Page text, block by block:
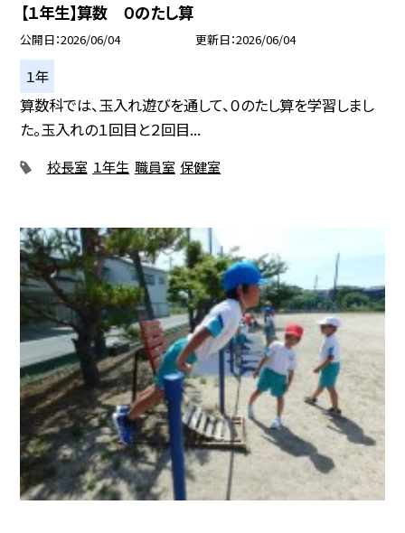
【１年生】算数 ０のたし算
公開日 2026/06/04 更新日 2026/06/04
１年
算数科では、玉入れ遊びを通して、０のたし算を学習しまし
た。玉入れの１回目と２回目...
校長室 １年生 職員室 保健室